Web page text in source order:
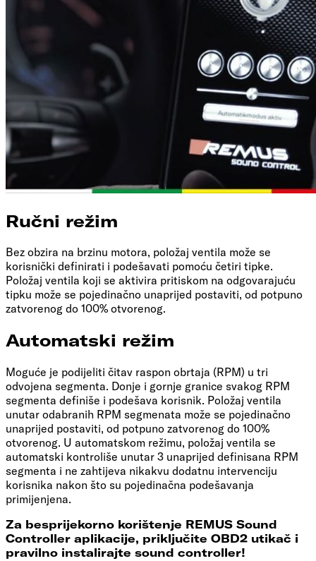
Ručni režim
Bez obzira na brzinu motora, položaj ventila može se
korisnički definirati i podešavati pomoću četiri tipke.
Položaj ventila koji se aktivira pritiskom na odgovarajuću
tipku može se pojedinačno unaprijed postaviti, od potpuno
zatvorenog do 100% otvorenog.
Automatski režim
Moguće je podijeliti čitav raspon obrtaja (RPM) u tri
odvojena segmenta. Donje i gornje granice svakog RPM
segmenta definiše i podešava korisnik. Položaj ventila
unutar odabranih RPM segmenata može se pojedinačno
unaprijed postaviti, od potpuno zatvorenog do 100%
otvorenog. U automatskom režimu, položaj ventila se
automatski kontroliše unutar 3 unaprijed definisana RPM
segmenta i ne zahtijeva nikakvu dodatnu intervenciju
korisnika nakon što su pojedinačna podešavanja
primijenjena.
Za besprijekorno korištenje REMUS Sound
Controller aplikacije, priključite OBD2 utikač i
pravilno instalirajte sound controller!